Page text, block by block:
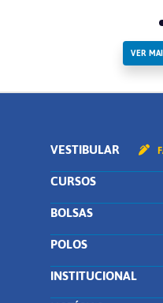
VER
VESTIBULAR
CURSOS
BOLSAS
POLOS
INSTITUCIONAL